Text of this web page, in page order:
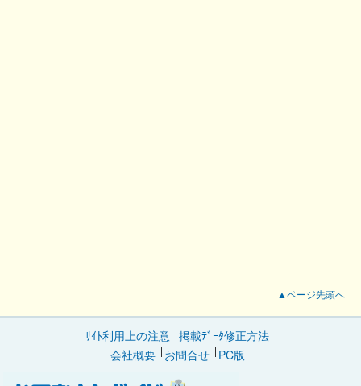
▲ページ先頭へ
ｻｲﾄ利用上の注意 掲載ﾃﾞｰﾀ修正方法
会社概要
お問合せ PC版